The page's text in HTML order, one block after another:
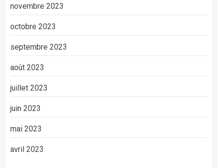
novembre 2023
octobre 2023
septembre 2023
août 2023
juillet 2023
juin 2023
mai 2023
avril 2023